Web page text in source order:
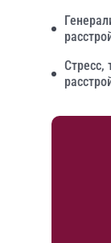
Стресс,